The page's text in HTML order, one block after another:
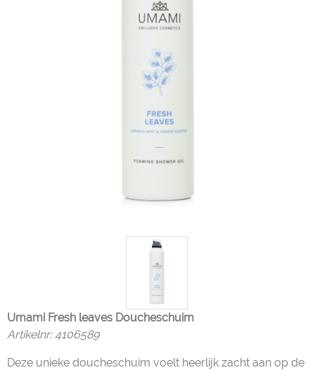
Umami Fresh leaves Doucheschuim
Artikelnr: 4106589
Deze unieke doucheschuim voelt heerlijk zacht aan op de